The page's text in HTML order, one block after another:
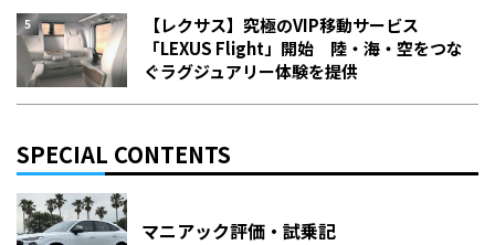
【レクサス】究極のVIP移動サービス
「LEXUS Flight」開始 陸・海・空をつな
ぐラグジュアリー体験を提供
SPECIAL CONTENTS
マニアック評価・試乗記